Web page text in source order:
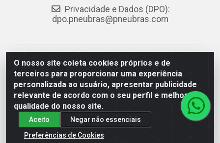
O nosso site coleta cookies próprios e de
terceiros para proporcionar uma experiência
personalizada ao usuário, apresentar publicidade
relevante de acordo com o seu perfil e melhorar a
qualidade do nosso site.
Aceito
Negar não essenciais
Preferências de Cookies
Privacidade e Dados (DPO):
dpo.pneubras@pneubras.com
PneuBras - Rodovia BR-101, KM 82 - Prazeres,
Jaboatão dos Guararapes/PE - CEP 54.335-000 - CNPJ
08.678.386/0001-05 - Pneubras Comércio de Pneus
Ltda